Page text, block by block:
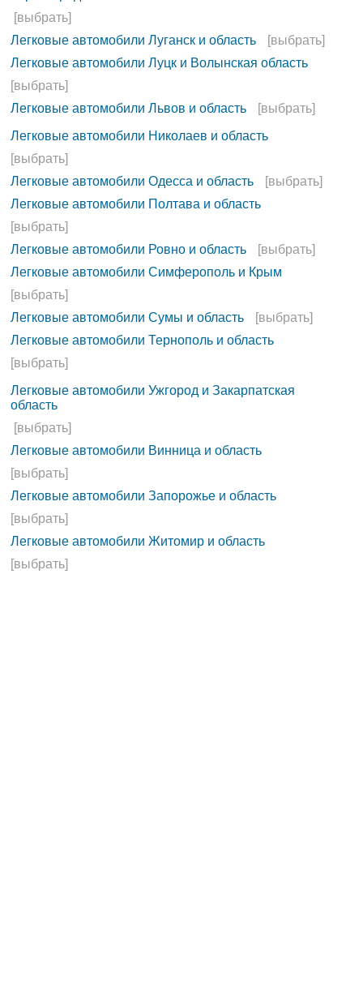
[выбрать]
Легковые автомобили Луганск и область
[выбрать]
Легковые автомобили Луцк и Волынская область
[выбрать]
Легковые автомобили Львов и область
[выбрать]
Легковые автомобили Николаев и область
[выбрать]
Легковые автомобили Одесса и область
[выбрать]
Легковые автомобили Полтава и область
[выбрать]
Легковые автомобили Ровно и область
[выбрать]
Легковые автомобили Симферополь и Крым
[выбрать]
Легковые автомобили Сумы и область
[выбрать]
Легковые автомобили Тернополь и область
[выбрать]
Легковые автомобили Ужгород и Закарпатская
область
[выбрать]
Легковые автомобили Винница и область
[выбрать]
Легковые автомобили Запорожье и область
[выбрать]
Легковые автомобили Житомир и область
[выбрать]